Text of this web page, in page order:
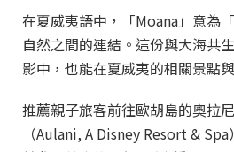
在夏威夷語中，「Moana」意為
自然之間的連結。這份與大海共
影中，也能在夏威夷的相關景點
推薦親子旅客前往歐胡島的奧拉
（Aulani, A Disney Resort &